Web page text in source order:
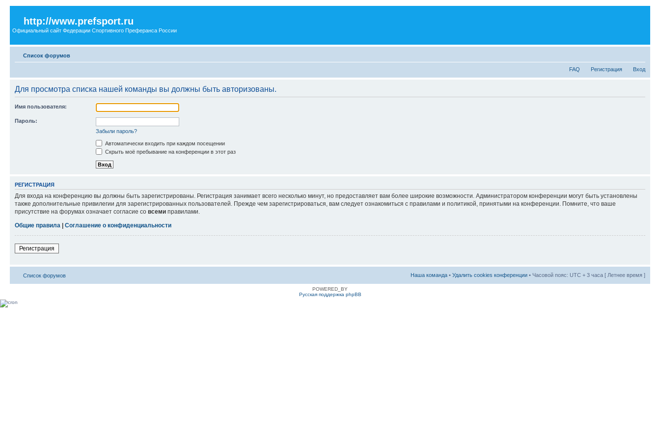
http://www.prefsport.ru
Официальный сайт Федерации Спортивного Преферанса России
Список форумов
FAQ Регистрация Вход
Для просмотра списка нашей команды вы должны быть авторизованы.
Имя пользователя:
Пароль:
Забыли пароль?
Автоматически входить при каждом посещении
Скрыть моё пребывание на конференции в этот раз
РЕГИСТРАЦИЯ
Для входа на конференцию вы должны быть зарегистрированы. Регистрация занимает всего несколько минут, но предоставляет вам более широкие возможности. Администратором конференции могут быть установлены
также дополнительные привилегии для зарегистрированных пользователей. Прежде чем зарегистрироваться, вам следует ознакомиться с правилами и политикой, принятыми на конференции. Помните, что ваше
присутствие на форумах означает согласие со всеми правилами.
Общие правила
Соглашение о конфиденциальности
Регистрация
Список форумов Наша команда • Удалить cookies конференции • Часовой пояс: UTC + 3 часа [ Летнее время ]
POWERED_BY
Русская поддержка phpBB